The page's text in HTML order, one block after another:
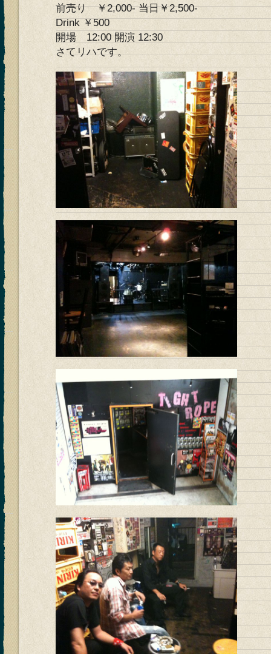
前売り ￥2,000- 当日￥2,500-
Drink ￥500
開場 12:00 開演 12:30
さてリハです。